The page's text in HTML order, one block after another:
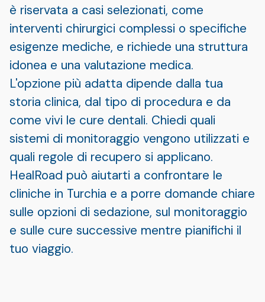
è riservata a casi selezionati, come
interventi chirurgici complessi o specifiche
esigenze mediche, e richiede una struttura
idonea e una valutazione medica.
L'opzione più adatta dipende dalla tua
storia clinica, dal tipo di procedura e da
come vivi le cure dentali. Chiedi quali
sistemi di monitoraggio vengono utilizzati e
quali regole di recupero si applicano.
HealRoad può aiutarti a confrontare le
cliniche in Turchia e a porre domande chiare
sulle opzioni di sedazione, sul monitoraggio
e sulle cure successive mentre pianifichi il
tuo viaggio.